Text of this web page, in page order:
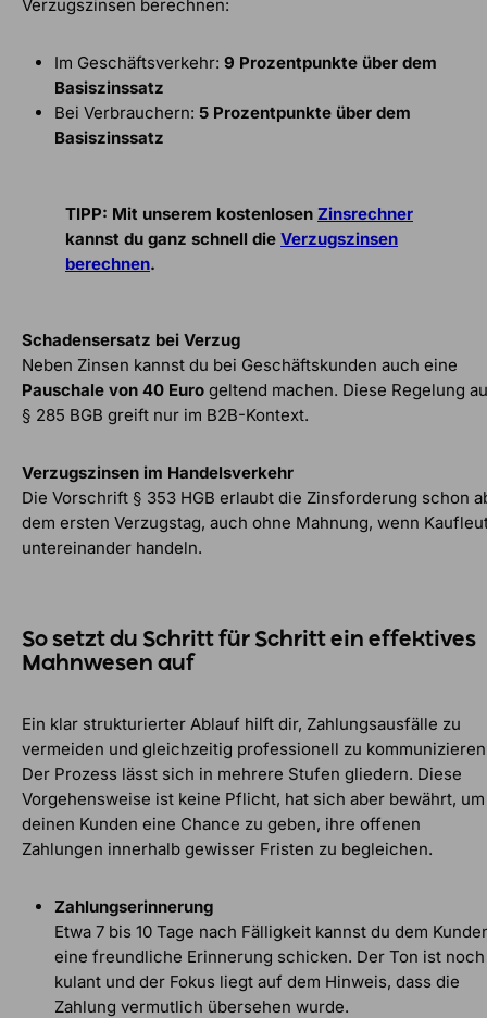
Verzugszinsen berechnen:
Im Geschäftsverkehr: 9 Prozentpunkte über dem
Basiszinssatz
Bei Verbrauchern: 5 Prozentpunkte über dem
Basiszinssatz
TIPP: Mit unserem kostenlosen Zinsrechner
kannst du ganz schnell die Verzugszinsen
berechnen.
Schadensersatz bei Verzug
Neben Zinsen kannst du bei Geschäftskunden auch eine
Pauschale von 40 Euro geltend machen. Diese Regelung
§ 285 BGB greift nur im B2B-Kontext.
Verzugszinsen im Handelsverkehr
Die Vorschrift § 353 HGB erlaubt die Zinsforderung schon
dem ersten Verzugstag, auch ohne Mahnung, wenn
untereinander handeln.
So setzt du Schritt für Schritt ein effektives
Mahnwesen auf
Ein klar strukturierter Ablauf hilft dir, Zahlungsausfälle zu
vermeiden und gleichzeitig professionell zu
Der Prozess lässt sich in mehrere Stufen gliedern. Diese
Vorgehensweise ist keine Pflicht, hat sich aber bewährt, um
deinen Kunden eine Chance zu geben, ihre offenen
Zahlungen innerhalb gewisser Fristen zu begleichen.
Zahlungserinnerung
Etwa 7 bis 10 Tage nach Fälligkeit kannst du dem
eine freundliche Erinnerung schicken. Der Ton ist noch
kulant und der Fokus liegt auf dem Hinweis, dass die
Zahlung vermutlich übersehen wurde.